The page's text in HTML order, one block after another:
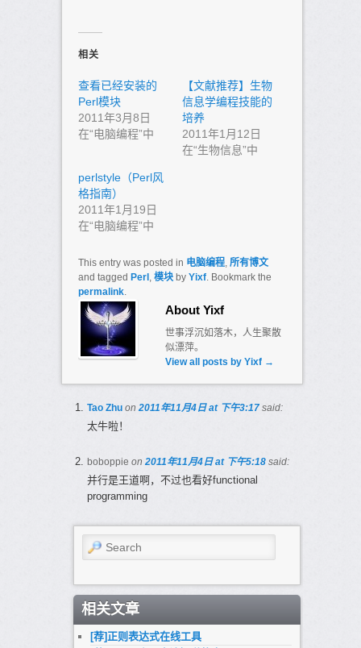
相关
查看已经安装的
Perl模块
2011年3月8日
在“电脑编程”中
【文献推荐】生物
信息学编程技能的
培养
2011年1月12日
在“生物信息”中
perlstyle（Perl风
格指南）
2011年1月19日
在“电脑编程”中
This entry was posted in 电脑编程, 所有博文
and tagged Perl, 模块by Yixf. Bookmark the
permalink.
About Yixf
世事浮沉如落木，人生聚散
似漂萍。
View all posts by Yixf →
Tao Zhu on2011年11月4日 at 下午3:17 said:
太牛啦！
boboppie on2011年11月4日 at 下午5:18 said:
并行是王道啊，不过也看好functional
programming
Search
相关文章
[荐]正则表达式在线工具